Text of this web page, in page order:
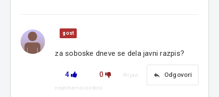
gost
za soboske dneve se dela javni razpis?
4 0 reply Odgovori
Prijavi
neprimerno vsebino